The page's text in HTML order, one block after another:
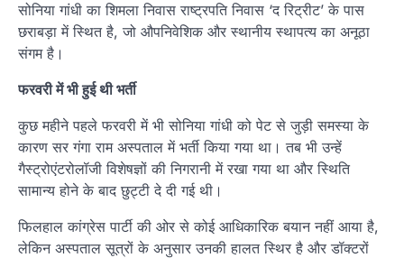
सोनिया गांधी का शिमला निवास राष्ट्रपति निवास ‘द रिट्रीट’ के पास
छराबड़ा में स्थित है, जो औपनिवेशिक और स्थानीय स्थापत्य का अनूठा
संगम है।
फरवरी में भी हुई थी भर्ती
कुछ महीने पहले फरवरी में भी सोनिया गांधी को पेट से जुड़ी समस्या के
कारण सर गंगा राम अस्पताल में भर्ती किया गया था। तब भी उन्हें
गैस्ट्रोएंटरोलॉजी विशेषज्ञों की निगरानी में रखा गया था और स्थिति
सामान्य होने के बाद छुट्टी दे दी गई थी।
फिलहाल कांग्रेस पार्टी की ओर से कोई आधिकारिक बयान नहीं आया है,
लेकिन अस्पताल सूत्रों के अनुसार उनकी हालत स्थिर है और डॉक्टरों